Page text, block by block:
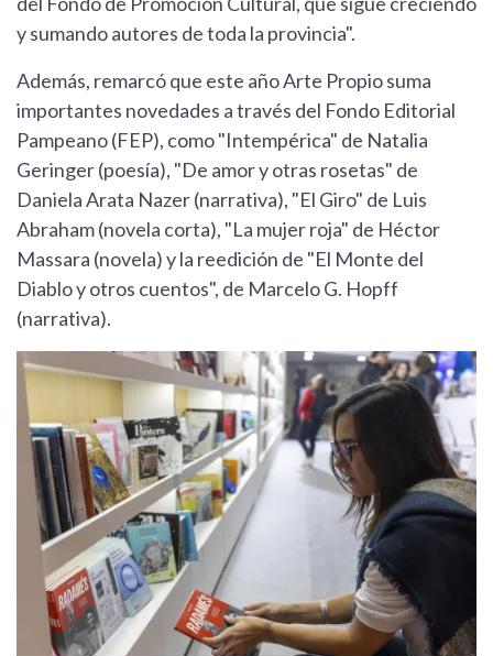
y sumando autores de toda la provincia".
Además, remarcó que este año Arte Propio suma
importantes novedades a través del Fondo Editorial
Pampeano (FEP), como "Intempérica" de Natalia
Geringer (poesía), "De amor y otras rosetas" de
Daniela Arata Nazer (narrativa), "El Giro" de Luis
Abraham (novela corta), "La mujer roja" de Héctor
Massara (novela) y la reedición de "El Monte del
Diablo y otros cuentos", de Marcelo G. Hopff
(narrativa).